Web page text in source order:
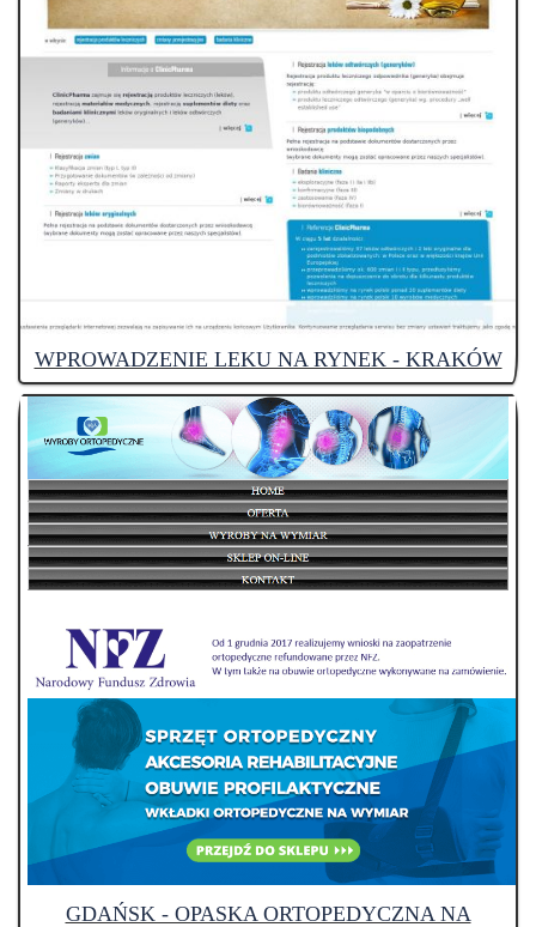
WPROWADZENIE LEKU NA RYNEK - KRAKÓW
GDAŃSK - OPASKA ORTOPEDYCZNA NA